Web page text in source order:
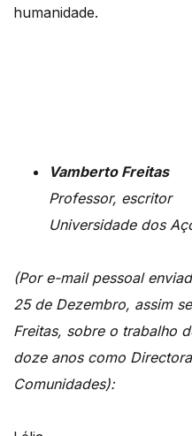
humanidade.
Vamberto Freitas
Professor, escritor
Universidade dos
(Por e-mail pessoal
25 de Dezembro, assim
Freitas, sobre o trabalho
doze anos como
Comunidades):